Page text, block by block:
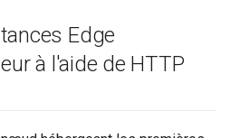
Edge
à l'aide de HTTP